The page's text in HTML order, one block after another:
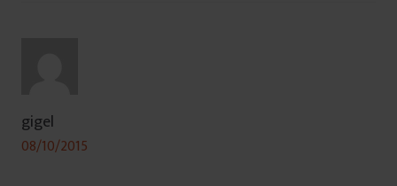
gigel
08/10/2015